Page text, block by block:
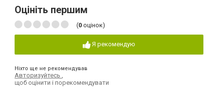
Оцініть першим
(0 оцінок)
Я рекомендую
Ніхто ще не рекомендував
Авторизуйтесь
щоб оцінити і порекомендувати